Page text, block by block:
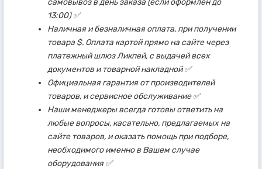
13:00) ✅
Наличная и безналичная оплата, при получении
товара $. Оплата картой прямо на сайте через
платежный шлюз Ликпей, с выдачей всех
документов и товарной накладной ✅
Официальная гарантия от производителей
товаров, и сервисное обслуживание ✅
Наши менеджеры всегда готовы ответить на
любые вопросы, касательно, предлагаемых на
сайте товаров, и оказать помощь при подборе,
необходимого именно в Вашем случае
оборудования ✅